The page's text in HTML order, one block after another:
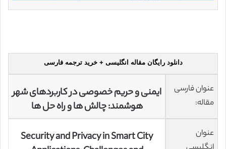
دانلود رایگان مقاله انگلیسی + خرید ترجمه فارسی
عنوان فارسی
مقاله:
ایمنی و حریم خصوصی در کاربردهای شهر
هوشمند: چالش ها و راه حل ها
عنوان
Security and Privacy in Smart City